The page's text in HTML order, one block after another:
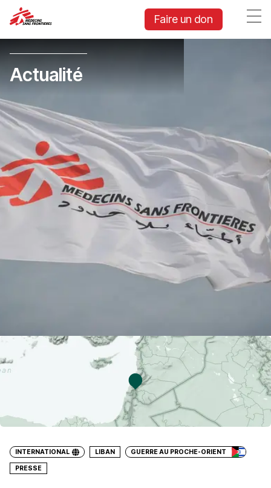
Faire un don
Actualité
INTERNATIONAL LIBAN GUERRE AU PROCHE-ORIENT
PRESSE